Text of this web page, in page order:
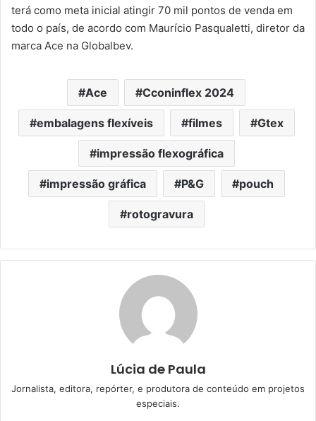
terá como meta inicial atingir 70 mil pontos de venda em
todo o país, de acordo com Maurício Pasqualetti, diretor da
marca Ace na Globalbev.
Ace Cconinflex 2024
embalagens flexíveis filmes Gtex
impressão flexográfica
impressão gráfica P&G pouch
rotogravura
Lúcia de Paula
Jornalista, editora, repórter, e produtora de conteúdo em projetos
especiais.